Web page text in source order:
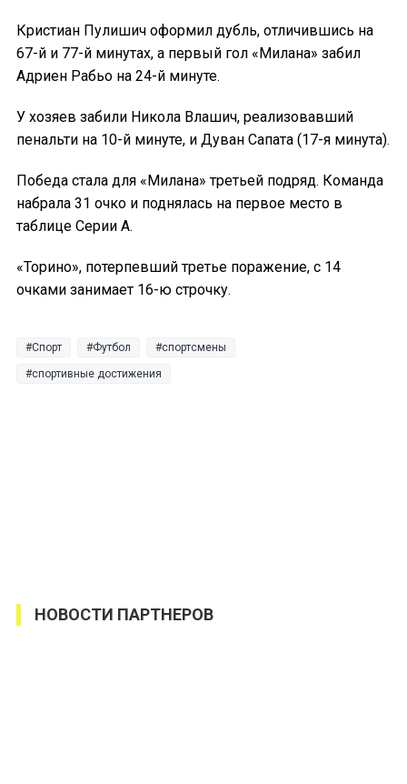
Кристиан Пулишич оформил дубль, отличившись на
67-й и 77-й минутах, а первый гол «Милана» забил
Адриен Рабьо на 24-й минуте.
У хозяев забили Никола Влашич, реализовавший
пенальти на 10-й минуте, и Дуван Сапата (17-я минута).
Победа стала для «Милана» третьей подряд. Команда
набрала 31 очко и поднялась на первое место в
таблице Серии A.
«Торино», потерпевший третье поражение, с 14
очками занимает 16-ю строчку.
Спорт Футбол спортсмены
спортивные достижения
НОВОСТИ ПАРТНЕРОВ